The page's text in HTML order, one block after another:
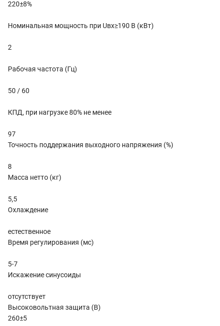
220±8%
Номинальная мощность при Uвх≥190 В (кВт)
2
Рабочая частота (Гц)
50 / 60
КПД, при нагрузке 80% не менее
97
Точность поддержания выходного напряжения (%)
8
Масса нетто (кг)
5,5
Охлаждение
естественное
Время регулирования (мс)
5-7
Искажение синусоиды
отсутствует
Высоковольтная защита (В)
260±5